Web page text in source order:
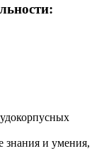
знания и умения,